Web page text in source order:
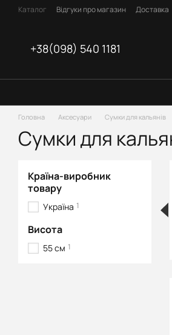
Перейти до основного контенту
Каталог Відгуки про магазин Доставка
+38(098) 540 1181
Головна Аксесуари Сумки для кальянів
Сумки для
Країна-виробник
товару
Україна 1
Висота
55 см 1